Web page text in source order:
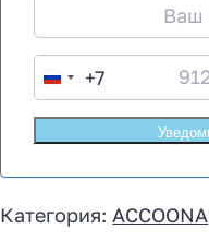
R
u
s
s
i
+7
Категория: ACCOONA